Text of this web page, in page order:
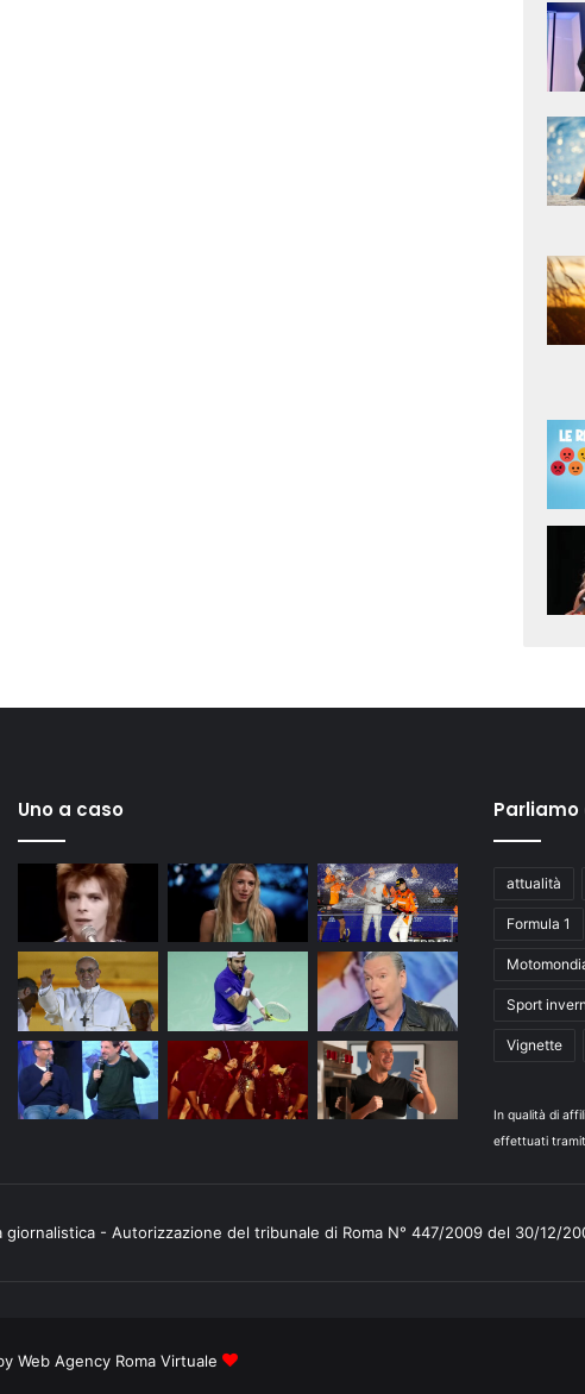
Uno a caso Parliamo
attualità
Formula 1
Sport
Vignette
In qualità di
effettuati
giornalistica - Autorizzazione del tribunale di Roma N° 447/2009 del 30/12/
Web Agency Roma Virtuale